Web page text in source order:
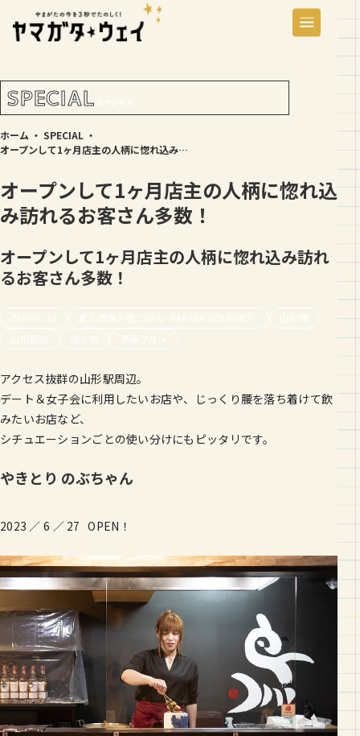
SPECIAL スペシャル
ホーム ・ SPECIAL ・
オープンして1ヶ月店主の人柄に惚れ込み訪れるお客さん多数！
オープンして1ヶ月店主の人柄に惚れ込
み訪れるお客さん多数！
オープンして1ヶ月店主の人柄に惚れ込み訪れ
るお客さん多数！
ZERO☆23 夏と酒場と夜ごはん- SAKABA GOURMET -
山形市
山形駅前
焼き鳥 酒場グルメ
アクセス抜群の山形駅周辺。
デート＆女子会に利用したいお店や、じっくり腰を落ち着けて飲
みたいお店など、
シチュエーションごとの使い分けにもピッタリです。
やきとり のぶちゃん
2023 ／ 6 ／ 27 OPEN！